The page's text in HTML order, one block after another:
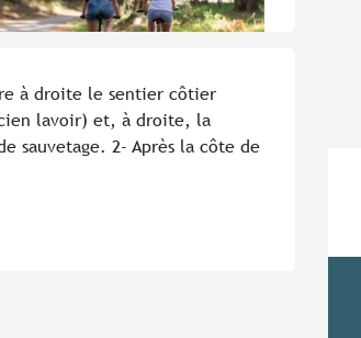
à droite le sentier côtier
lavoir) et, à droite, la
sauvetage. 2- Après la côte de